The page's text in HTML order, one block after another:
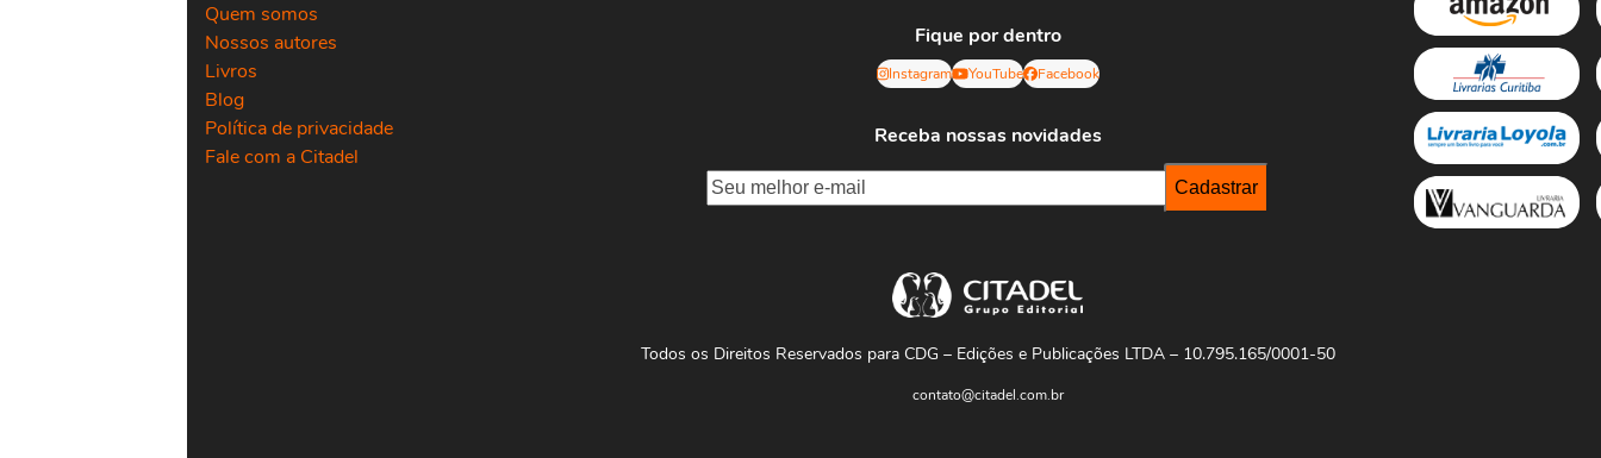
Quem somos
Nossos autores
Livros
Blog
Política de privacidade
Fale com a Citadel
Fique por dentro
Instagram YouTube Facebook
Receba nossas novidades
Todos os Direitos Reservados para CDG – Edições e Publicações LTDA – 10.795.165/0001-50
contato@citadel.com.br